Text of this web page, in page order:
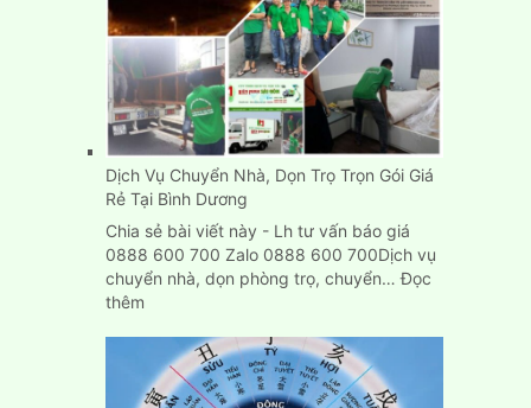
Dịch Vụ Chuyển Nhà, Dọn Trọ Trọn Gói Giá
Rẻ Tại Bình Dương
Chia sẻ bài viết này - Lh tư vấn báo giá
0888 600 700 Zalo 0888 600 700Dịch vụ
chuyển nhà, dọn phòng trọ, chuyển…Đọc
thêm:
Chuyển
Nhà,